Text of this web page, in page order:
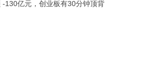
-130亿元，创业板有30分钟顶背